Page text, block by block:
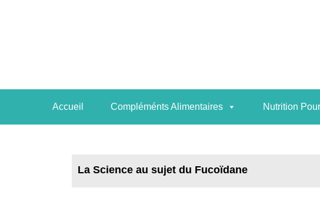
Accueil Compléménts Alimentaires Nutrition
La Science au sujet
Nutrition